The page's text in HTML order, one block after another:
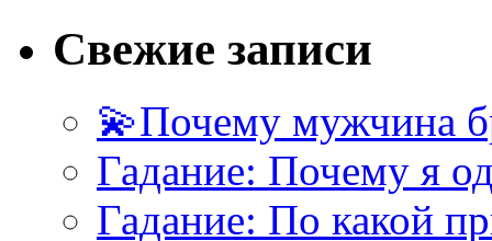
Свежие записи
💫Почему мужчина
Гадание: Почему я
Гадание: По какой